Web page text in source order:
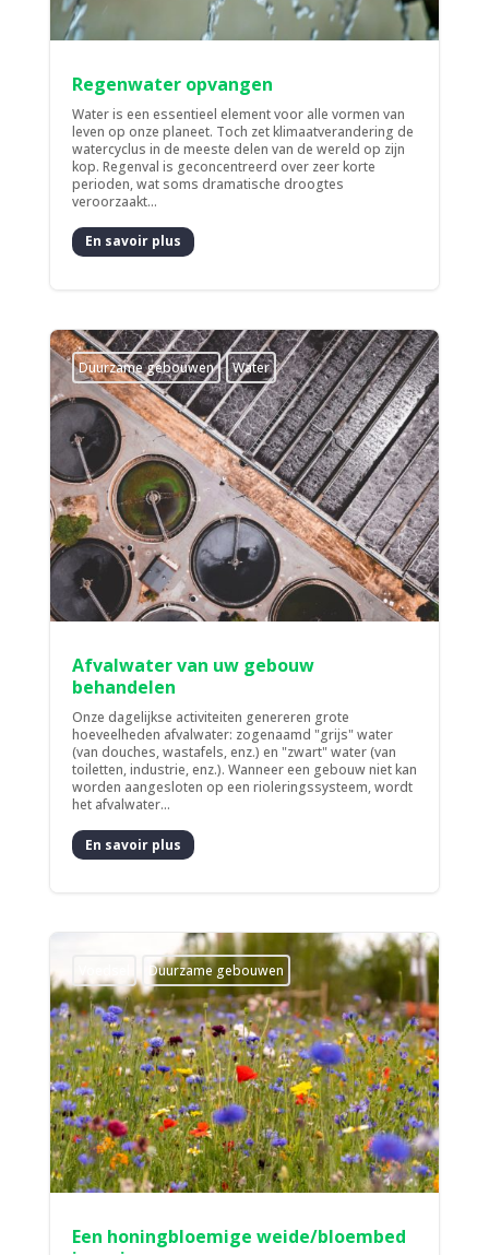
Regenwater opvangen
Water is een essentieel element voor alle vormen van
leven op onze planeet. Toch zet klimaatverandering de
watercyclus in de meeste delen van de wereld op zijn
kop. Regenval is geconcentreerd over zeer korte
perioden, wat soms dramatische droogtes
veroorzaakt...
En savoir plus
Duurzame gebouwen Water
Afvalwater van uw gebouw
behandelen
Onze dagelijkse activiteiten genereren grote
hoeveelheden afvalwater: zogenaamd "grijs" water
(van douches, wastafels, enz.) en "zwart" water (van
toiletten, industrie, enz.). Wanneer een gebouw niet kan
worden aangesloten op een rioleringssysteem, wordt
het afvalwater...
En savoir plus
Duurzame gebouwen
Een honingbloemige weide/bloembed